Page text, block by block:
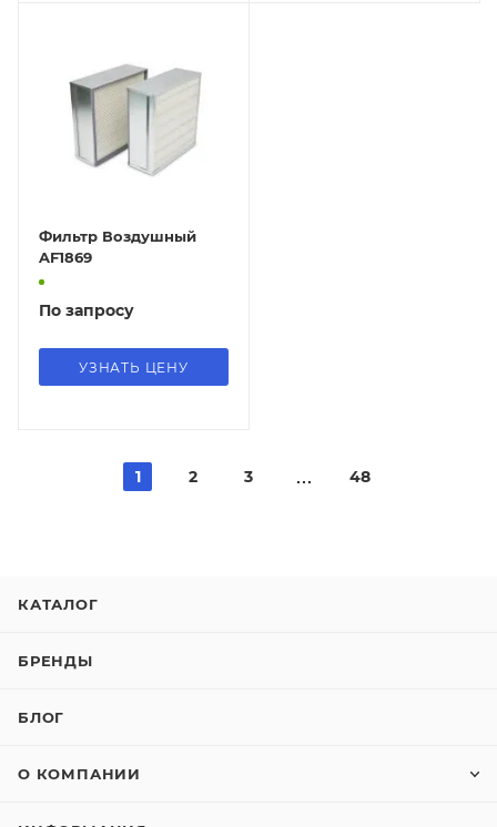
Фильтр Воздушный
AF1869
По запросу
УЗНАТЬ ЦЕНУ
1 2 3 48
КАТАЛОГ
БРЕНДЫ
БЛОГ
О КОМПАНИИ